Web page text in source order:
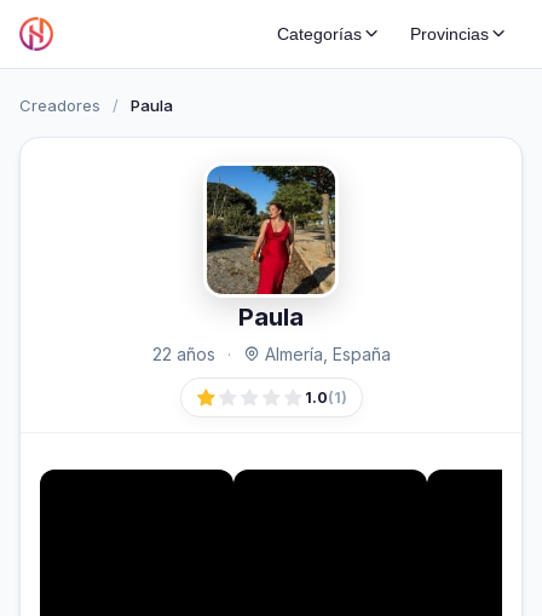
Categorías Provincias
Creadores / Paula
Paula
22 años · Almería, España
1.0(1)